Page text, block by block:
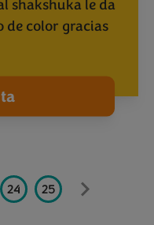
shakshuka le da
de color gracias
24 25